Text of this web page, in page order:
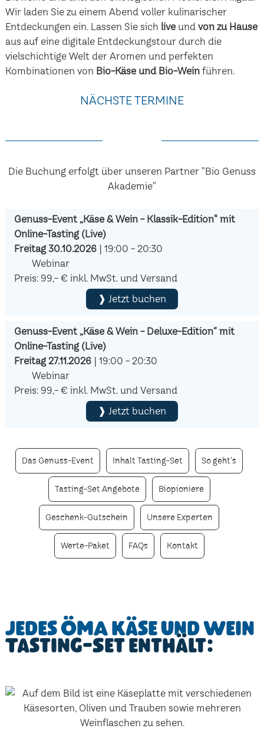
Wir laden Sie zu einem Abend voller kulinarischer
Entdeckungen ein. Lassen Sie sich live und von zu Hause
aus auf eine digitale Entdeckungstour durch die
vielschichtige Welt der Aromen und perfekten
Kombinationen von Bio-Käse und Bio-Weinführen.
NÄCHSTE TERMINE
Die Buchung erfolgt über unseren Partner "Bio Genuss
Akademie"
Genuss-Event „Käse & Wein - Klassik-Edition" mit
Online-Tasting (Live)
Freitag 30.10.2026| 19:00 - 20:30
Webinar
Preis: 99,- € inkl. MwSt. und Versand
❱ Jetzt buchen
Genuss-Event „Käse & Wein - Deluxe-Edition“ mit
Online-Tasting (Live)
Freitag 27.11.2026| 19:00 - 20:30
Webinar
Preis: 99,- € inkl. MwSt. und Versand
❱ Jetzt buchen
Das Genuss-Event Inhalt Tasting-Set So geht's
Tasting-Set Angebote Biopioniere
Geschenk-Gutschein Unsere Experten
Werte-Paket FAQs Kontakt
Jedes ÖMA Käse und Wein
Tasting-Set enthält: